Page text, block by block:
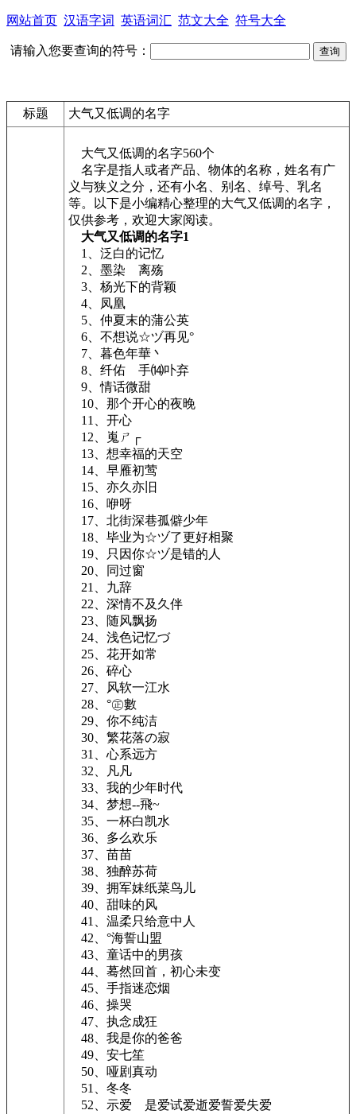
网站首页 汉语字词 英语词汇 范文大全 符号大全
请输入您要查询的符号：
标题 大气又低调的名字
大气又低调的名字560个
名字是指人或者产品、物体的名称，姓名有广
义与狭义之分，还有小名、别名、绰号、乳名
等。以下是小编精心整理的大气又低调的名字，
仅供参考，欢迎大家阅读。
大气又低调的名字1
1、泛白的记忆
2、墨染ゞ离殇
3、杨光下的背颖
4、凤凰
5、仲夏末的蒲公英
6、不想说☆ヅ再见°
7、暮色年華丶
8、纤佑ゞ手⒁卟弃
9、情话微甜
10、那个开心的夜晚
11、开心
12、嵬ㄕ┌
13、想幸福的天空
14、早雁初莺
15、亦久亦旧
16、咿呀
17、北街深巷孤僻少年
18、毕业为☆ヅ了更好相聚
19、只因你☆ヅ是错的人
20、同过窗
21、九辞
22、深情不及久伴
23、随风飘扬
24、浅色记忆づ
25、花开如常
26、碎心
27、风软一江水
28、°㊣數
29、你不纯洁
30、繁花落の寂
31、心系远方
32、凡凡
33、我的少年时代
34、梦想--飛~
35、一杯白凯水
36、多么欢乐
37、苗苗
38、独醉苏荷
39、拥军妹纸菜鸟儿
40、甜味的风
41、温柔只给意中人
42、°海誓山盟
43、童话中的男孩
44、蓦然回首，初心未变
45、手指迷恋烟
46、操哭
47、执念成狂
48、我是你的爸爸
49、安七笙
50、哑剧真动
51、冬冬
52、示爱ゞ是爱试爱逝爱誓爱失爱